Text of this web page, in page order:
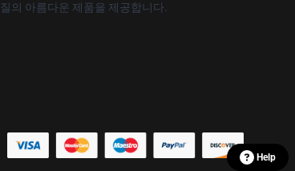
질의 아름다운 제품을 제공합니다.
Help